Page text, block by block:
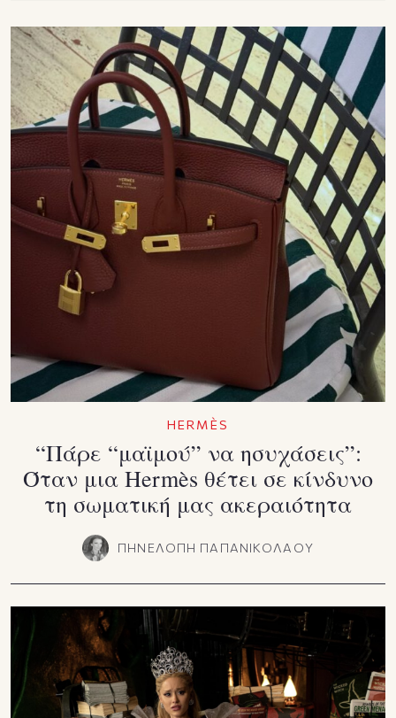
HERMÈS
“Πάρε “μαϊμού” να ησυχάσεις”:
Όταν μια Hermès θέτει σε κίνδυνο
τη σωματική μας ακεραιότητα
ΠΗΝΕΛΟΠΗ ΠΑΠΑΝΙΚΟΛΑΟΥ